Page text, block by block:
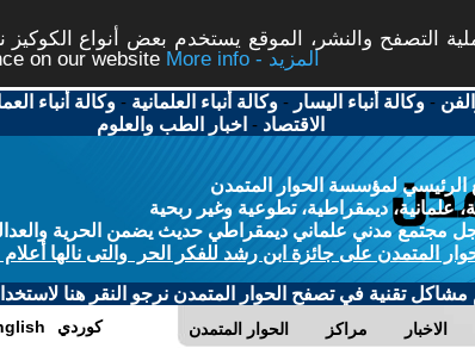
التصفح والنشر، الموقع يستخدم بعض أنواع
on our website
More info - المزيد
-وكالة أنباء اليسار -وكالة أنباء العلمانية -وكالة أنباء
الاقتصاد - اخبار الطب والعلوم
الرئيسي لمؤسسة الحوار المتمدن
علمانية، ديمقراطية، تطوعية وغير ربحية
مجتمع مدني علماني ديمقراطي حديث يضمن الحرية والعدالة
المتمدن على جائزة ابن رشد للفكر الحر والتى نالها
مشاكل تقنية في تصفح الحوار المتمدن نرجو النقر هنا
الحوار المتمدن مراكز الاخبار كوردي